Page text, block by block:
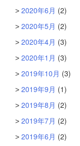
2020年6月 (2)
2020年5月 (2)
2020年4月 (3)
2020年1月 (3)
2019年10月 (3)
2019年9月 (1)
2019年8月 (2)
2019年7月 (2)
2019年6月 (2)